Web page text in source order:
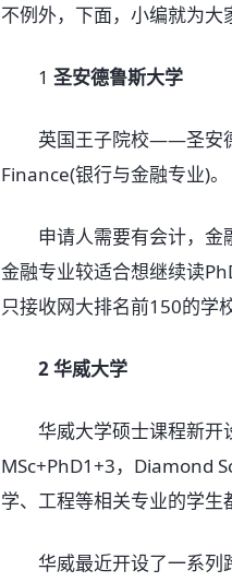
不例外，下面，小编就为大
1 圣安德鲁斯大学
英国王子院校——圣安德
Finance(银行与金融专业)。
申请人需要有会计，金
金融专业较适合想继续读
只接收网大排名前150的学
2 华威大学
华威大学硕士课程新开
MSc+PhD1+3，Diamond
学、工程等相关专业的学生
华威最近开设了一系列